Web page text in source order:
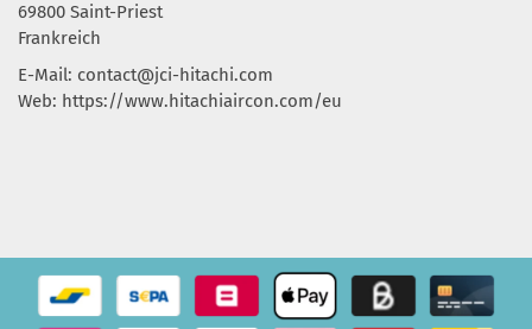
69800 Saint-Priest
Frankreich
E-Mail: contact@jci-hitachi.com
Web: https://www.hitachiaircon.com/eu